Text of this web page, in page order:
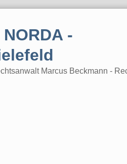
-
Marcus Beckmann -